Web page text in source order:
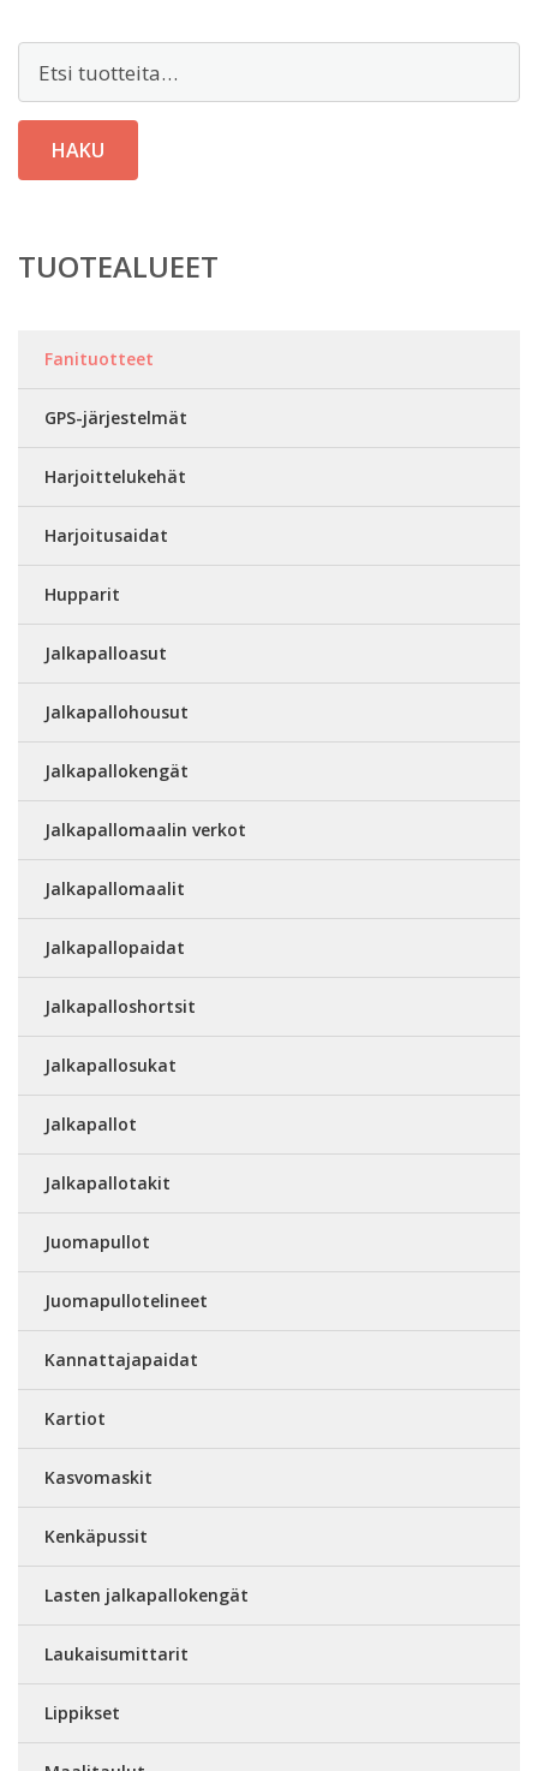
HAKU
TUOTEALUEET
Fanituotteet
GPS-järjestelmät
Harjoittelukehät
Harjoitusaidat
Hupparit
Jalkapalloasut
Jalkapallohousut
Jalkapallokengät
Jalkapallomaalin verkot
Jalkapallomaalit
Jalkapallopaidat
Jalkapalloshortsit
Jalkapallosukat
Jalkapallot
Jalkapallotakit
Juomapullot
Juomapullotelineet
Kannattajapaidat
Kartiot
Kasvomaskit
Kenkäpussit
Lasten jalkapallokengät
Laukaisumittarit
Lippikset